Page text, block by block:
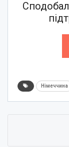
Німеччина